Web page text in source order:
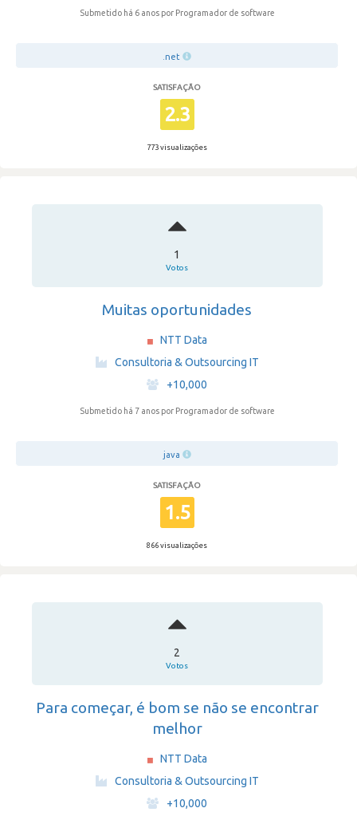
Submetido há 6 anos por Programador de software
.net
SATISFAÇÃO
2.3
773 visualizações
1
Votos
Muitas oportunidades
NTT Data
·
Consultoria & Outsourcing IT
·
+10,000
Submetido há 7 anos por Programador de software
java
SATISFAÇÃO
1.5
866 visualizações
2
Votos
Para começar, é bom se não se encontrar
melhor
NTT Data
·
Consultoria & Outsourcing IT
·
+10,000